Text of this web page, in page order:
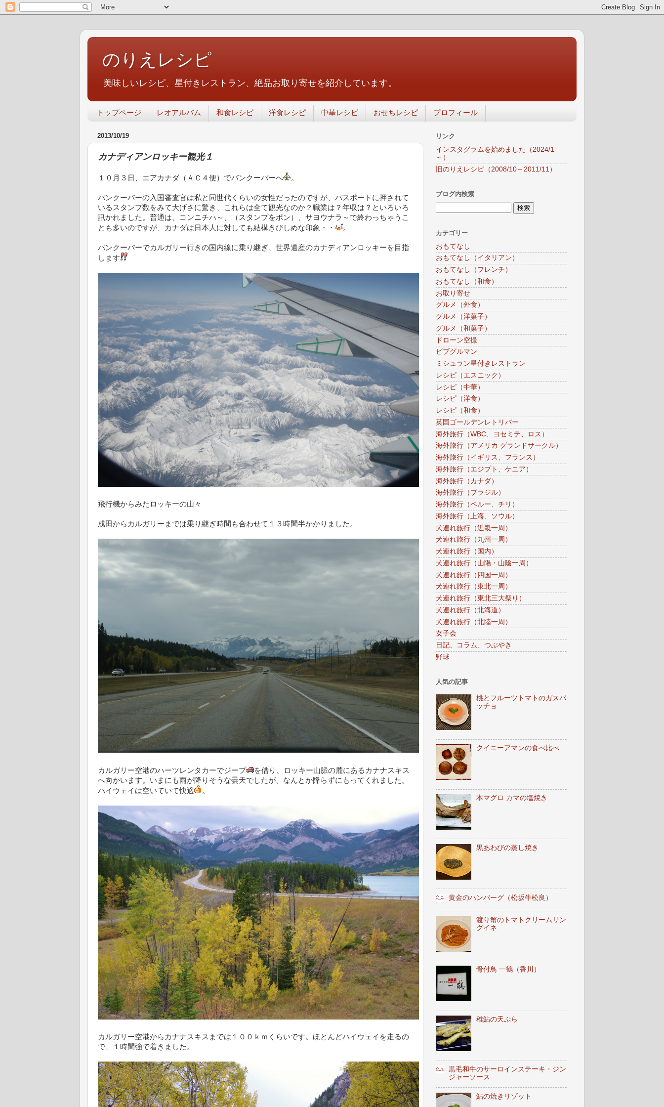
のりえレシピ
美味しいレシピ、星付きレストラン、絶品お取り寄せを紹介しています。
トップページ レオアルバム 和食レシピ 洋食レシピ 中華レシピ おせちレシピ プロフィール
2013/10/19
カナディアンロッキー観光１
１０月３日、エアカナダ（ＡＣ４便）でバンクーバーへ 。
バンクーバーの入国審査官は私と同世代くらいの女性だったのですが、パスポートに押されて
いるスタンプ数をみて大げさに驚き、これらは全て観光なのか？職業は？年収は？といろいろ
訊かれました。普通は、コンニチハ～、（スタンプをポン）、サヨウナラ～で終わっちゃうこ
とも多いのですが、カナダは日本人に対しても結構きびしめな印象・・
。
バンクーバーでカルガリー行きの国内線に乗り継ぎ、世界遺産のカナディアンロッキーを目指
します
飛行機からみたロッキーの山々
成田からカルガリーまでは乗り継ぎ時間も合わせて１３時間半かかりました。
カルガリー空港のハーツレンタカーでジープ
を借り、ロッキー山脈の麓にあるカナナスキス
へ向かいます。いまにも雨が降りそうな曇天でしたが、なんとか降らずにもってくれました。
ハイウェイは空いていて快適
。
カルガリー空港からカナナスキスまでは１００ｋｍくらいです。ほとんどハイウェイを走るの
で、１時間強で着きました。
リンク
インスタグラムを始めました（2024/1
～）
旧のりえレシピ（2008/10～2011/11）
ブログ内検索
カテゴリー
おもてなし
おもてなし（イタリアン）
おもてなし（フレンチ）
おもてなし（和食）
お取り寄せ
グルメ（外食）
グルメ（洋菓子）
グルメ（和菓子）
ドローン空撮
ビブグルマン
ミシュラン星付きレストラン
レシピ（エスニック）
レシピ（中華）
レシピ（洋食）
レシピ（和食）
英国ゴールデンレトリバー
海外旅行（WBC、ヨセミテ、ロス）
海外旅行（アメリカ グランドサークル）
海外旅行（イギリス、フランス）
海外旅行（エジプト、ケニア）
海外旅行（カナダ）
海外旅行（ブラジル）
海外旅行（ペルー、チリ）
海外旅行（上海、ソウル）
犬連れ旅行（近畿一周）
犬連れ旅行（九州一周）
犬連れ旅行（国内）
犬連れ旅行（山陽・山陰一周）
犬連れ旅行（四国一周）
犬連れ旅行（東北一周）
犬連れ旅行（東北三大祭り）
犬連れ旅行（北海道）
犬連れ旅行（北陸一周）
女子会
日記、コラム、つぶやき
野球
人気の記事
桃とフルーツトマトのガスパ
ッチョ
クイニーアマンの食べ比べ
本マグロ カマの塩焼き
黒あわびの蒸し焼き
黄金のハンバーグ（松坂牛松良）
渡り蟹のトマトクリームリン
グイネ
骨付鳥 一鶴（香川）
稚鮎の天ぷら
黒毛和牛のサーロインステーキ・ジン
ジャーソース
鮎の焼きリゾット